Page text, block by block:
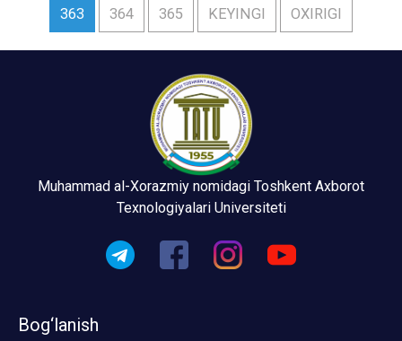
363 364 365 KEYINGI OXIRIGI
Muhammad al-Xorazmiy nomidagi Toshkent Axborot
Texnologiyalari Universiteti
Bog‘lanish